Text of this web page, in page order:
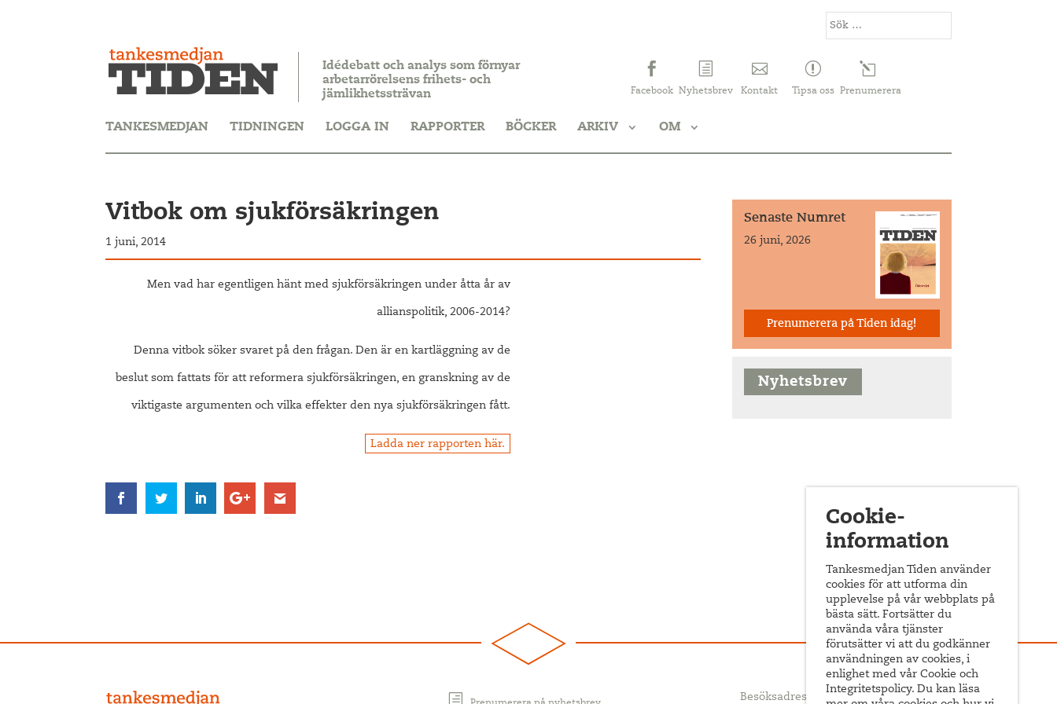
Idédebatt och analys som förnyar
arbetarrörelsens frihets- och
jämlikhetssträvan
Facebook Nyhetsbrev Kontakt Tipsa oss Prenumerera
TANKESMEDJAN TIDNINGEN LOGGA IN RAPPORTER BÖCKER ARKIV OM
Vitbok om sjukförsäkringen
1 juni, 2014
Men vad har egentligen hänt med sjukförsäkringen under åtta år av
allianspolitik, 2006-2014?
Denna vitbok söker svaret på den frågan. Den är en kartläggning av de
beslut som fattats för att reformera sjukförsäkringen, en granskning av de
viktigaste argumenten och vilka effekter den nya sjukförsäkringen fått.
Ladda ner rapporten här.
Senaste Numret
26 juni, 2026
Prenumerera på Tiden idag!
Nyhetsbrev
Besöksadress: Sveavägen 68
Cookie-
information
Tankesmedjan Tiden använder
cookies för att utforma din
upplevelse på vår webbplats på
bästa sätt. Fortsätter du
använda våra tjänster
förutsätter vi att du godkänner
användningen av cookies, i
enlighet med vår Cookie och
Integritetspolicy. Du kan läsa